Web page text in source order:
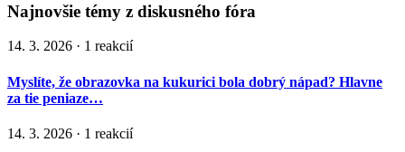
Najnovšie témy z diskusného fóra
14. 3. 2026 · 1 reakcií
Myslíte, že obrazovka na kukurici bola dobrý nápad? Hlavne
za tie peniaze…
14. 3. 2026 · 1 reakcií